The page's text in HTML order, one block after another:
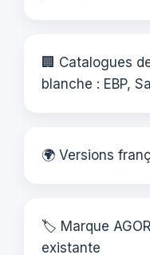
🏢 Catalogues
blanche : EBP,
🌍 Versions
🏷️ Marque
existante